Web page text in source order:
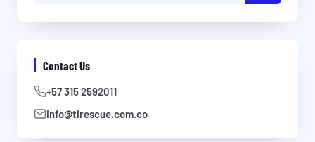
Contact Us
+57 315 2592011
info@tirescue.com.co